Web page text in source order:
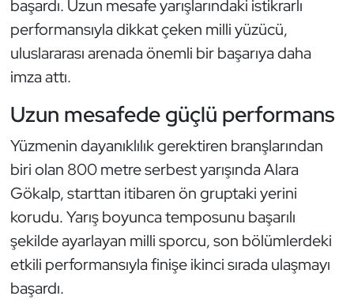
başardı. Uzun mesafe yarışlarındaki istikrarlı
performansıyla dikkat çeken milli yüzücü,
uluslararası arenada önemli bir başarıya daha
imza attı.
Uzun mesafede güçlü performans
Yüzmenin dayanıklılık gerektiren branşlarından
biri olan 800 metre serbest yarışında Alara
Gökalp, starttan itibaren ön gruptaki yerini
korudu. Yarış boyunca temposunu başarılı
şekilde ayarlayan milli sporcu, son bölümlerdeki
etkili performansıyla finişe ikinci sırada ulaşmayı
başardı.
Güreş
Halter
Hava Sporları
İşitme Engelli Sporcular
Judo ve Kuraş
Kano ve Rafting
Karate